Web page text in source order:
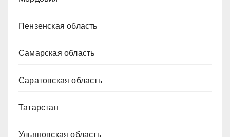
Пензенская область
Самарская область
Саратовская область
Татарстан
Ульяновская область